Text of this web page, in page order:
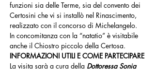
funzioni sia delle Terme, sia del convento dei
Certosini che vi si installò nel Rinascimento,
realizzato con il concorso di Michelangelo.
In concomitanza con la “natatio” è visitabile
anche il Chiostro piccolo della Certosa.
INFORMAZIONI UTILI E COME PARTECIPARE
La visita sarà a cura della Dottoressa Sonia